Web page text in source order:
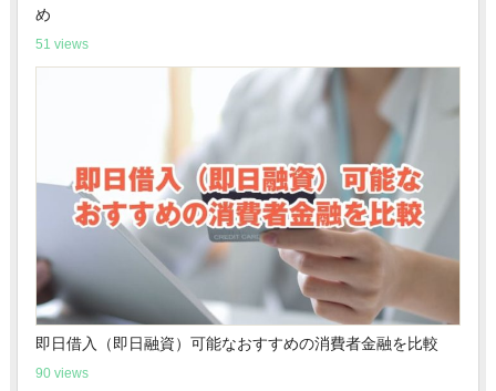
め
51 views
即日借入（即日融資）可能なおすすめの消費者金融を比較
90 views